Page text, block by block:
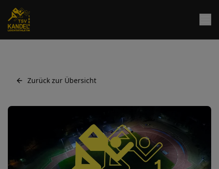
Zurück zur Übersicht